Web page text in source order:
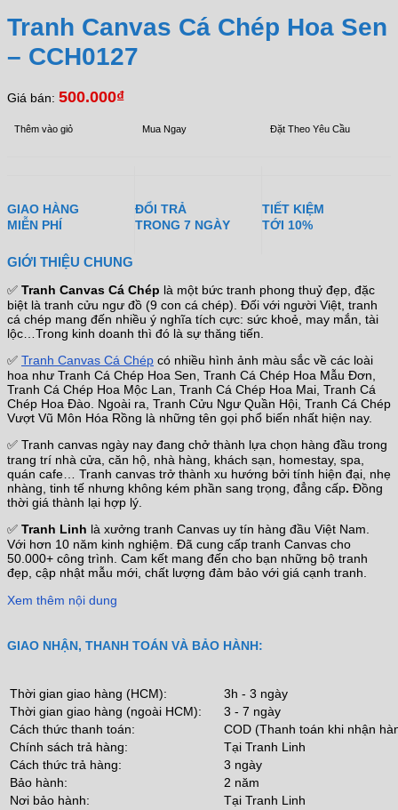
Tranh Canvas Cá Chép Hoa Sen
– CCH0127
Giá bán: 500.000₫
Thêm vào giỏ Mua Ngay Đặt Theo Yêu Cầu
GIAO HÀNG
MIỄN PHÍ
ĐỔI TRẢ
TRONG 7 NGÀY
TIẾT KIỆM
TỚI 10%
GIỚI THIỆU CHUNG
✅ Tranh Canvas Cá Chép là một bức tranh phong thuỷ đẹp, đặc
biệt là tranh cửu ngư đồ (9 con cá chép). Đối với người Việt, tranh
cá chép mang đến nhiều ý nghĩa tích cực: sức khoẻ, may mắn, tài
lộc…Trong kinh doanh thì đó là sự thăng tiến.
✅ Tranh Canvas Cá Chép có nhiều hình ảnh màu sắc về các loài
hoa như Tranh Cá Chép Hoa Sen, Tranh Cá Chép Hoa Mẫu Đơn,
Tranh Cá Chép Hoa Mộc Lan, Tranh Cá Chép Hoa Mai, Tranh Cá
Chép Hoa Đào. Ngoài ra, Tranh Cửu Ngư Quần Hội, Tranh Cá Chép
Vượt Vũ Môn Hóa Rồng là những tên gọi phổ biến nhất hiện nay.
✅ Tranh canvas ngày nay đang chở thành lựa chọn hàng đầu trong
trang trí nhà cửa, căn hộ, nhà hàng, khách sạn, homestay, spa,
quán cafe… Tranh canvas trở thành xu hướng bởi tính hiện đại, nhẹ
nhàng, tinh tế nhưng không kém phần sang trọng, đẳng cấp. Đồng
thời giá thành lại hợp lý.
✅ Tranh Linh là xưởng tranh Canvas uy tín hàng đầu Việt Nam.
Với hơn 10 năm kinh nghiệm. Đã cung cấp tranh Canvas cho
50.000+ công trình. Cam kết mang đến cho bạn những bộ tranh
đẹp, cập nhật mẫu mới, chất lượng đảm bảo với giá cạnh tranh.
Xem thêm nội dung
GIAO NHẬN, THANH TOÁN VÀ BẢO HÀNH:
Thời gian giao hàng (HCM):
3h - 3 ngày
Thời gian giao hàng (ngoài HCM):
3 - 7 ngày
Cách thức thanh toán:
COD (Thanh toán khi nhận
Chính sách trả hàng:
Tại Tranh Linh
Cách thức trả hàng:
3 ngày
Bảo hành:
2 năm
Nơi bảo hành:
Tại Tranh Linh